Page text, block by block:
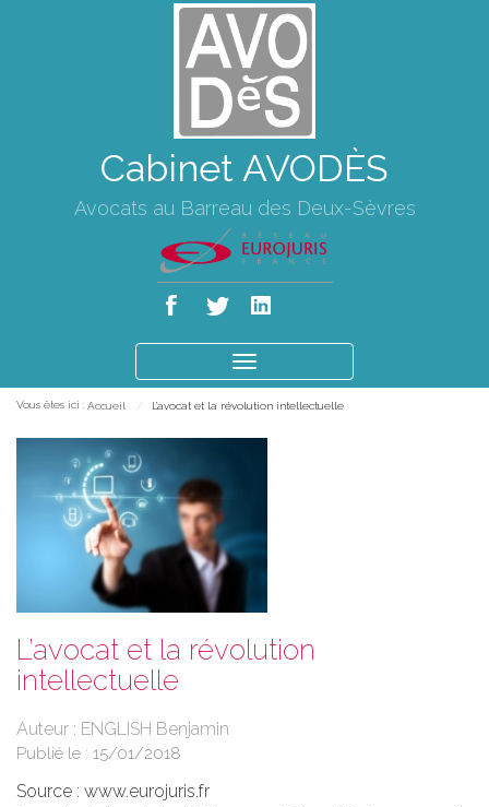
Cabinet AVODÈS
Avocats au Barreau des Deux-Sèvres
le
Vous êtes ici : Accueil L’avocat et la révolution intellectuelle
L’avocat et la révolution
intellectuelle
Auteur : ENGLISH Benjamin
Publié le : 15/01/2018
Source : www.eurojuris.fr